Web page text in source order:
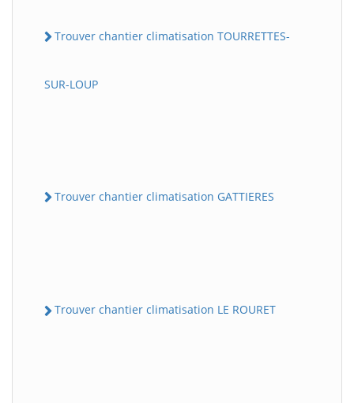
Trouver chantier climatisation TOURRETTES-
SUR-LOUP
Trouver chantier climatisation GATTIERES
Trouver chantier climatisation LE ROURET